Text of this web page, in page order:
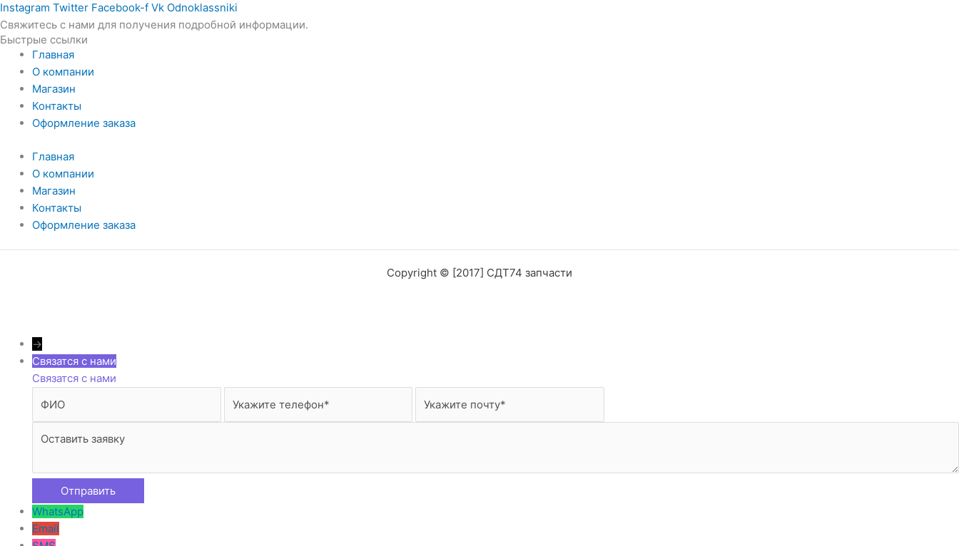
Instagram Twitter Facebook-f Vk Odnoklassniki
Свяжитесь с нами для получения подробной информации.
Быстрые ссылки
Главная
О компании
Магазин
Контакты
Оформление заказа
Главная
О компании
Магазин
Контакты
Оформление заказа
Copyright © [2017] СДТ74 запчасти
→
Связатся с нами
Связатся с нами
WhatsApp
Email